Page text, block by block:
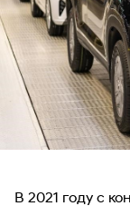
В 2021 году с